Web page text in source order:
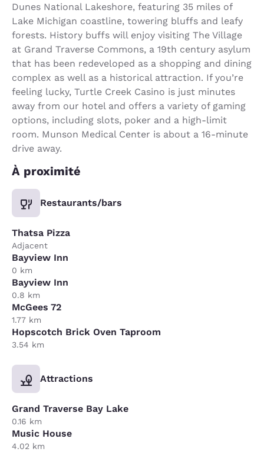
Dunes National Lakeshore, featuring 35 miles of
Lake Michigan coastline, towering bluffs and leafy
forests. History buffs will enjoy visiting The Village
at Grand Traverse Commons, a 19th century asylum
that has been redeveloped as a shopping and dining
complex as well as a historical attraction. If you’re
feeling lucky, Turtle Creek Casino is just minutes
away from our hotel and offers a variety of gaming
options, including slots, poker and a high-limit
room. Munson Medical Center is about a 16-minute
drive away.
À proximité
Restaurants/bars
Thatsa Pizza
Adjacent
Bayview Inn
0 km
Bayview Inn
0.8 km
McGees 72
1.77 km
Hopscotch Brick Oven Taproom
3.54 km
Attractions
Grand Traverse Bay Lake
0.16 km
Music House
4.02 km